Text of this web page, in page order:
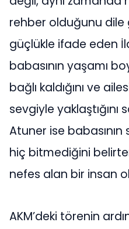
rehber olduğunu dile
güçlükle ifade eden
babasının yaşamı
bağlı kaldığını ve
sevgiyle
Atuner ise babasının
hiç bitmediğini
nefes alan bir insan
AKM’deki törenin